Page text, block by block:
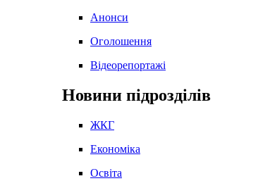
Анонси
Оголошення
Відеорепортажі
Новини підрозділів
ЖКГ
Економіка
Освіта